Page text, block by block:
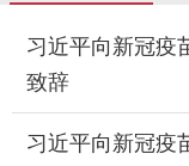
习近平向新冠疫
致辞
习近平向新冠疫